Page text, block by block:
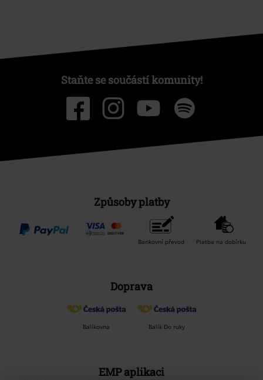
Staňte se součástí komunity!
Způsoby platby
Bankovní převod Platba na dobírku
Doprava
Balíkovna Balík Do ruky
EMP aplikaci